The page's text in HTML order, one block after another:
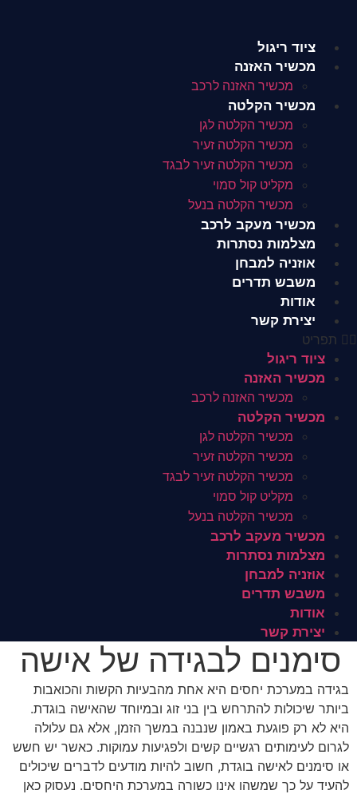
ציוד ריגול
מכשיר האזנה
מכשיר האזנה לרכב
מכשיר הקלטה
מכשיר הקלטה לגן
מכשיר הקלטה זעיר
מכשיר הקלטה זעיר לבגד
מקליט קול סמוי
מכשיר הקלטה בנעל
מכשיר מעקב לרכב
מצלמות נסתרות
אוזניה למבחן
משבש תדרים
אודות
יצירת קשר
תפריט
ציוד ריגול
מכשיר האזנה
מכשיר האזנה לרכב
מכשיר הקלטה
מכשיר הקלטה לגן
מכשיר הקלטה זעיר
מכשיר הקלטה זעיר לבגד
מקליט קול סמוי
מכשיר הקלטה בנעל
מכשיר מעקב לרכב
מצלמות נסתרות
אוזניה למבחן
משבש תדרים
אודות
יצירת קשר
סימנים לבגידה של אישה
בגידה במערכת יחסים היא אחת מהבעיות הקשות והכואבות
ביותר שיכולות להתרחש בין בני זוג ובמיוחד שהאישה בוגדת.
היא לא רק פוגעת באמון שנבנה במשך הזמן, אלא גם עלולה
לגרום לעימותים רגשיים קשים ולפגיעות עמוקות. כאשר יש חשש
או סימנים לאישה בוגדת, חשוב להיות מודעים לדברים שיכולים
להעיד על כך שמשהו אינו כשורה במערכת היחסים. נעסוק כאן